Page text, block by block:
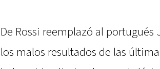
De Rossi reemplazó al
los malos resultados de las